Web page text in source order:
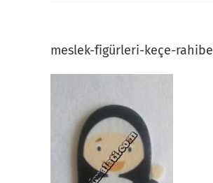
meslek-figürleri-keçe-rahibe